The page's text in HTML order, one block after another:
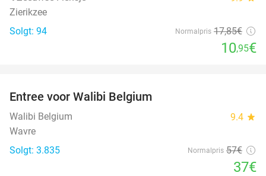
Zierikzee
Solgt: 94
Normalpris 17,85€
10,95€
Entree voor Walibi Belgium
Walibi Belgium 9.4 star
Wavre
Solgt: 3.835
Normalpris 57€
37€